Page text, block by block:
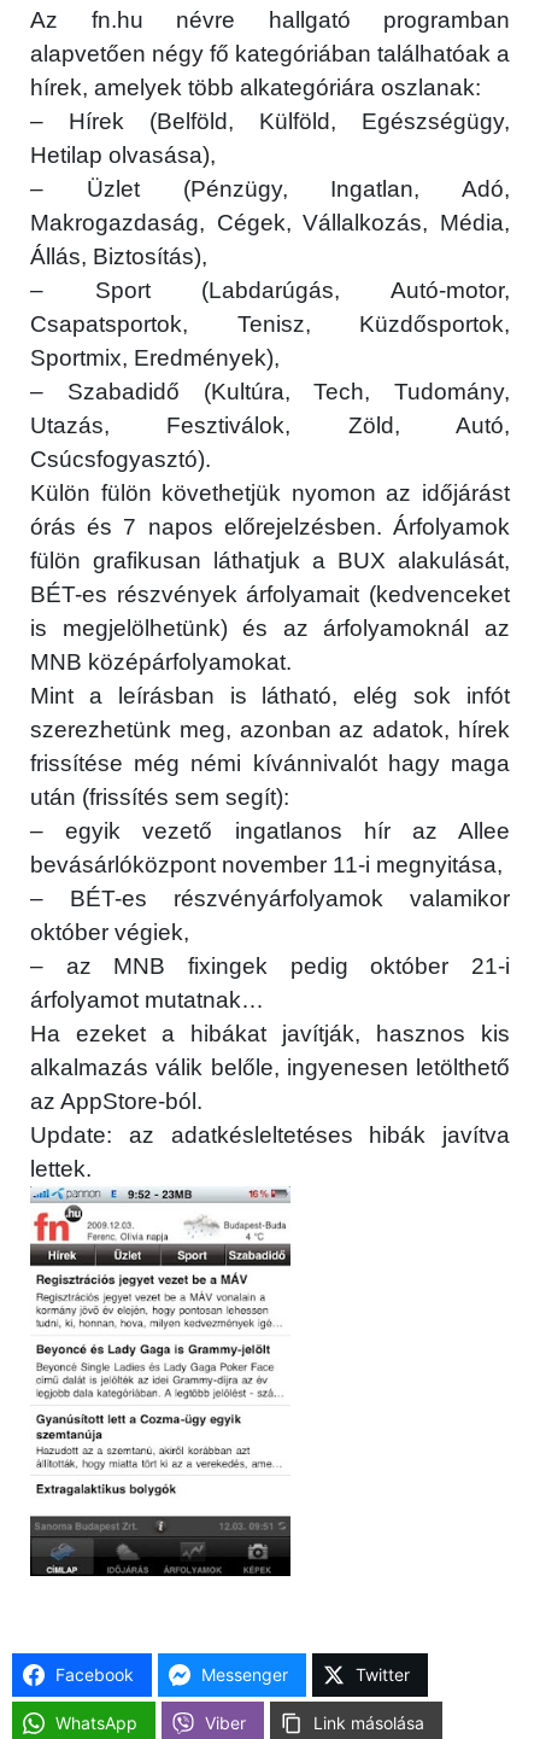
Az fn.hu névre hallgató programban
alapvetően négy fő kategóriában találhatóak a
hírek, amelyek több alkategóriára oszlanak:
– Hírek (Belföld, Külföld, Egészségügy,
Hetilap olvasása),
– Üzlet (Pénzügy, Ingatlan, Adó,
Makrogazdaság, Cégek, Vállalkozás, Média,
Állás, Biztosítás),
– Sport (Labdarúgás, Autó-motor,
Csapatsportok, Tenisz, Küzdősportok,
Sportmix, Eredmények),
– Szabadidő (Kultúra, Tech, Tudomány,
Utazás, Fesztiválok, Zöld, Autó,
Csúcsfogyasztó).
Külön fülön követhetjük nyomon az időjárást
órás és 7 napos előrejelzésben. Árfolyamok
fülön grafikusan láthatjuk a BUX alakulását,
BÉT-es részvények árfolyamait (kedvenceket
is megjelölhetünk) és az árfolyamoknál az
MNB középárfolyamokat.
Mint a leírásban is látható, elég sok infót
szerezhetünk meg, azonban az adatok, hírek
frissítése még némi kívánnivalót hagy maga
után (frissítés sem segít):
– egyik vezető ingatlanos hír az Allee
bevásárlóközpont november 11-i megnyitása,
– BÉT-es részvényárfolyamok valamikor
október végiek,
– az MNB fixingek pedig október 21-i
árfolyamot mutatnak…
Ha ezeket a hibákat javítják, hasznos kis
alkalmazás válik belőle, ingyenesen letölthető
az AppStore-ból.
Update: az adatkésleltetéses hibák javítva
lettek.
Facebook Messenger Twitter
WhatsApp Viber Link másolása